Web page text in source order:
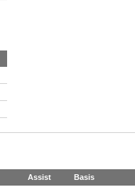
Assist Basis